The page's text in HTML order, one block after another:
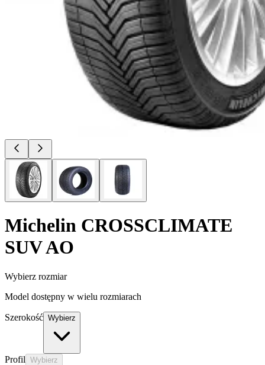
Michelin CROSSCLIMATE
SUV AO
Wybierz rozmiar
Model dostępny w wielu rozmiarach
Szerokość Wybierz
Profil Wybierz